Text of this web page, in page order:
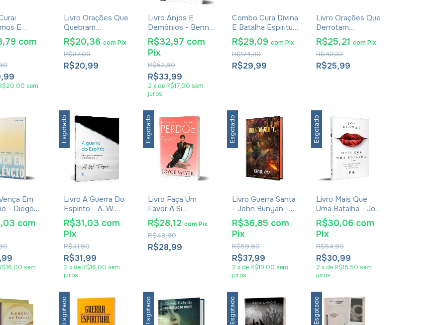
E
Demônios
Osborncom
sem
Livro Orações Que
Quebram
Maldições - John
Eckhardt
R$20,99
R$37,00
R$20,36 comPix
Livro Anjos E
Demônios - Benny
Hinn
R$33,99
R$52,90
R$32,97 com
Pix
2 x de R$17,00 sem
juros
Combo Cura Divina
E Batalha Espiritual
7 Livros
R$29,99
R$174,30
R$29,09 comPix
Livro Orações Que
Derrotam
Demônios - John
Eckhardt
R$25,99
R$42,32
R$25,21 comPix
Em
- Diego
com
sem
Esgotado
Livro A Guerra Do
Espírito - A. W.
Tozer
R$31,99
R$41,90
R$31,03 com
Pix
2 x de R$16,00 sem
juros
Esgotado
Livro Faça Um
Favor A Si
Mesmo...Perdoe -
Joyce Meyer
R$28,99
R$49,90
R$28,12 comPix
Esgotado
Livro Guerra Santa
- John Bunyan -
Livro Ilustrado
Capa Dura
R$37,99
R$59,90
R$36,85 com
Pix
2 x de R$19,00 sem
juros
Esgotado
Livro Mais Que
Uma Batalha - Joe
Rigney
R$30,99
R$54,90
R$30,06 com
Pix
2 x de R$15,50 sem
juros
Esgotado Esgotado Esgotado Esgotado